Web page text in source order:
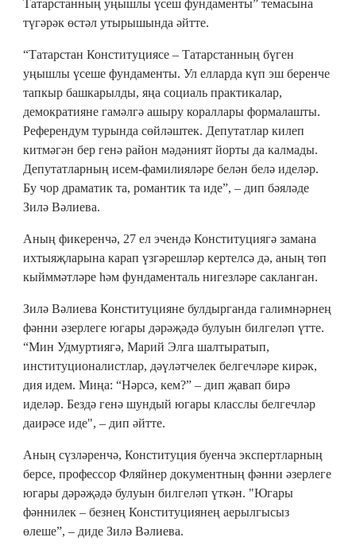
Татарстанның уңышлы үсеш фундаменты” темасына
түгәрәк өстәл утырышында әйтте.
“Татарстан Конституциясе – Татарстанның бүген
уңышлы үсеше фундаменты. Ул елларда күп эш беренче
тапкыр башкарылды, яңа социаль практикалар,
демократияне гамәлгә ашыру кораллары формалашты.
Референдум турында сөйләштек. Депутатлар килеп
китмәгән бер генә район мәдәният йорты да калмады.
Депутатларның исем-фамилияләре белән белә иделәр.
Бу чор драматик та, романтик та иде”, – дип бәяләде
Зилә Вәлиева.
Аның фикеренчә, 27 ел эчендә Конституциягә замана
ихтыяҗларына карап үзгәрешләр кертелсә дә, аның төп
кыйммәтләре һәм фундаменталь нигезләре сакланган.
Зилә Вәлиева Конституцияне булдырганда галимнәрнең
фәнни әзерлеге югары дәрәҗәдә булуын билгеләп үтте.
“Мин Удмуртиягә, Марий Элга шалтыратып,
институционалистлар, дәүләтчелек белгечләре кирәк,
дия идем. Миңа: “Нәрсә, кем?” – дип җавап бирә
иделәр. Бездә генә шундый югары класслы белгечләр
даирәсе иде", – дип әйтте.
Аның сүзләренчә, Конституция буенча экспертларның
берсе, профессор Фляйнер документның фәнни әзерлеге
югары дәрәҗәдә булуын билгеләп үткән. "Югары
фәннилек – безнең Конституциянең аерылгысыз
өлеше”, – диде Зилә Вәлиева.